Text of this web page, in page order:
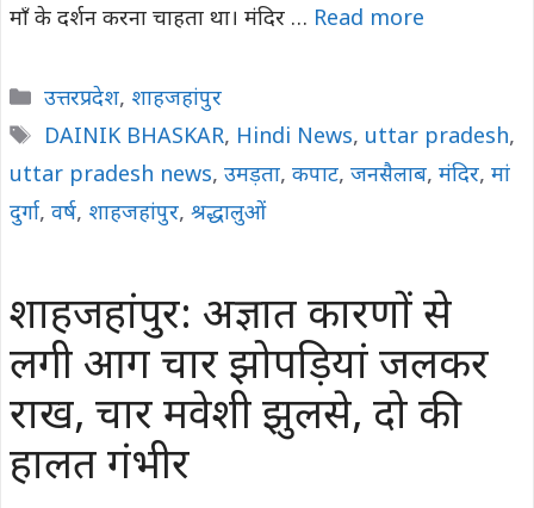
माँ के दर्शन करना चाहता था। मंदिर … Read more
Categories
उत्तरप्रदेश, शाहजहांपुर
Tags
DAINIK BHASKAR, Hindi News, uttar pradesh,
uttar pradesh news, उमड़ता, कपाट, जनसैलाब, मंदिर, मां
दुर्गा, वर्ष, शाहजहांपुर, श्रद्धालुओं
शाहजहांपुर: अज्ञात कारणों से
लगी आग चार झोपड़ियां जलकर
राख, चार मवेशी झुलसे, दो की
हालत गंभीर